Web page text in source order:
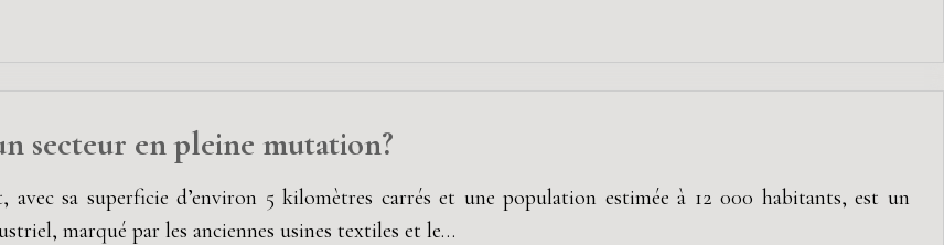
secteur en pleine mutation?
sa superficie d’environ 5 kilomètres carrés et une population estimée à 12 000 habitants, est un
marqué par les anciennes usines textiles et le…